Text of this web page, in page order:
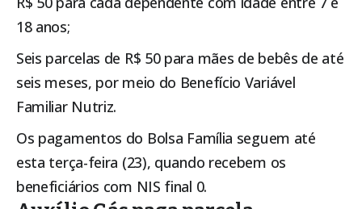
18 anos;
Seis parcelas de R$ 50 para mães de bebês de até
seis meses, por meio do Benefício Variável
Familiar Nutriz.
Os pagamentos do Bolsa Família seguem até
esta terça-feira (23), quando recebem os
beneficiários com NIS final 0.